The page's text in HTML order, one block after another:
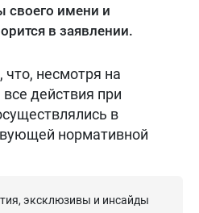
имени и
в заявлении.
несмотря на
действия при
в
нормативной
эксклюзивы и инсайды